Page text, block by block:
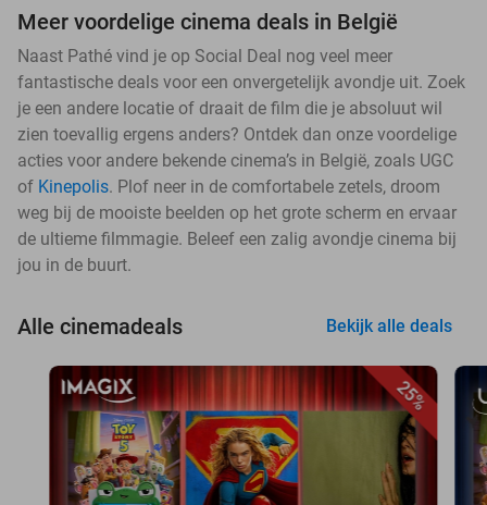
Meer voordelige cinema deals in België
Naast Pathé vind je op Social Deal nog veel meer
fantastische deals voor een onvergetelijk avondje uit. Zoek
je een andere locatie of draait de film die je absoluut wil
zien toevallig ergens anders? Ontdek dan onze voordelige
acties voor andere bekende cinema’s in België, zoals UGC
of Kinepolis. Plof neer in de comfortabele zetels, droom
weg bij de mooiste beelden op het grote scherm en ervaar
de ultieme filmmagie. Beleef een zalig avondje cinema bij
jou in de buurt.
Alle cinemadeals Bekijk alle deals
25%